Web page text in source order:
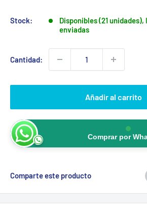
Stock:
Disponibles (21
enviadas
Cantidad:
Añadir al carrito
Comprar por
Comparte este producto